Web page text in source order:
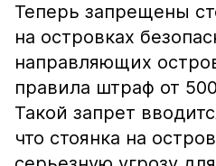
Теперь запрещены
на островках
направляющих
правила штраф от
Такой запрет
что стоянка на